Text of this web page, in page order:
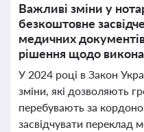
Важливі зміни у
безкоштовне
медичних
рішення щодо
У 2024 році в Закон
зміни, які дозволяють
перебувають за
засвідчувати переклад